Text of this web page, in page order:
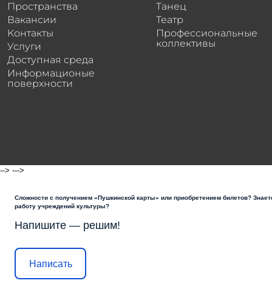
Пространства
Вакансии
Контакты
Услуги
Доступная среда
Информационые
поверхности
Танец
Театр
Профессиональные
коллективы
--> --->
Сложности с получением «Пушкинской карты» или приобретением билетов?
работу учреждений культуры?
Напишите — решим!
Написать